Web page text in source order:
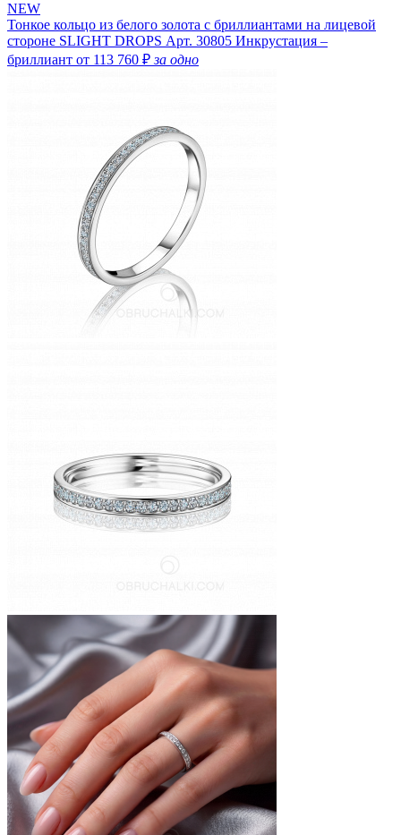
NEW
Тонкое кольцо из белого золота с бриллиантами на лицевой
стороне SLIGHT DROPS Арт. 30805 Инкрустация –
бриллиант от 113 760 ₽за одно